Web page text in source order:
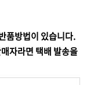
품방법이 있습니다.
자라면 택배 발송을